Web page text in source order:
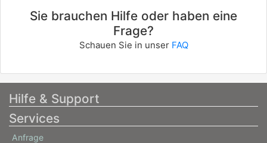
Sie brauchen Hilfe oder haben eine
Frage?
Schauen Sie in unser FAQ
Hilfe & Support
Services
Anfrage